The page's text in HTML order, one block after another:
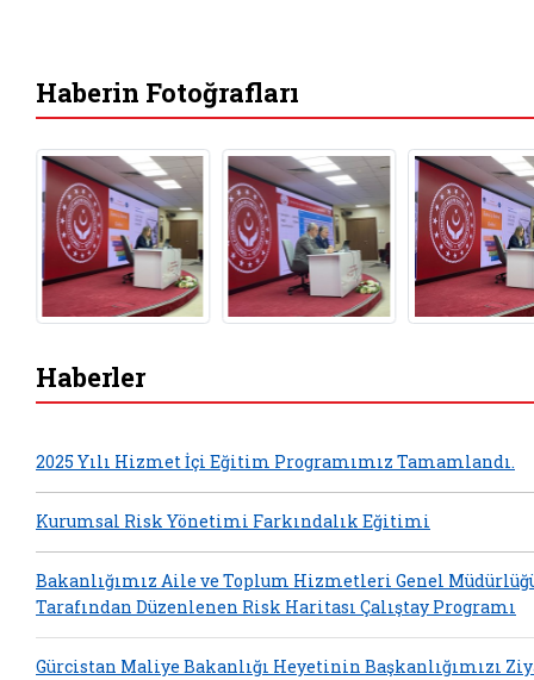
Haberin Fotoğrafları
Haberler
2025 Yılı Hizmet İçi Eğitim Programımız Tamamlandı.
Kurumsal Risk Yönetimi Farkındalık Eğitimi
Bakanlığımız Aile ve Toplum Hizmetleri Genel
Tarafından Düzenlenen Risk Haritası Çalıştay Programı
Gürcistan Maliye Bakanlığı Heyetinin Başkanlığımızı